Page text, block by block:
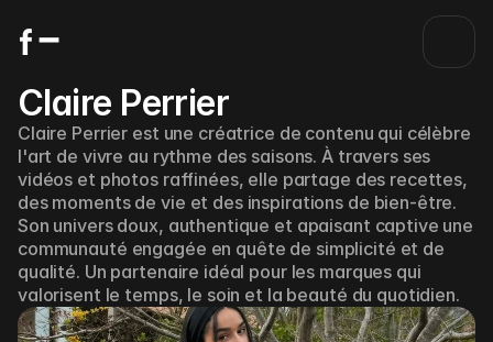
Claire Perrier
Claire Perrier est une créatrice de contenu qui célèbre
l'art de vivre au rythme des saisons. À travers ses
vidéos et photos raffinées, elle partage des recettes,
des moments de vie et des inspirations de bien-être.
Son univers doux, authentique et apaisant captive une
communauté engagée en quête de simplicité et de
qualité. Un partenaire idéal pour les marques qui
valorisent le temps, le soin et la beauté du quotidien.